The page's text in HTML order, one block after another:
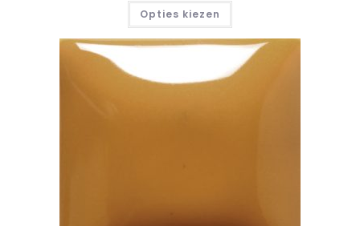
Opties kiezen